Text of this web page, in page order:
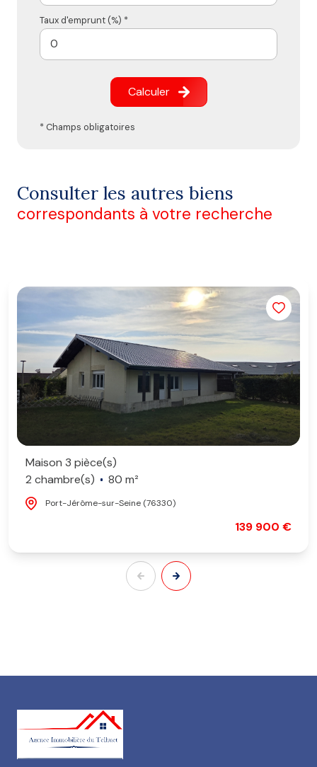
Taux d'emprunt (%) *
Calculer
* Champs obligatoires
Consulter les autres biens
correspondants à votre recherche
Maison 3 pièce(s)
2 chambre(s)
80 m²
Port-Jérôme-sur-Seine (76330)
139 900 €